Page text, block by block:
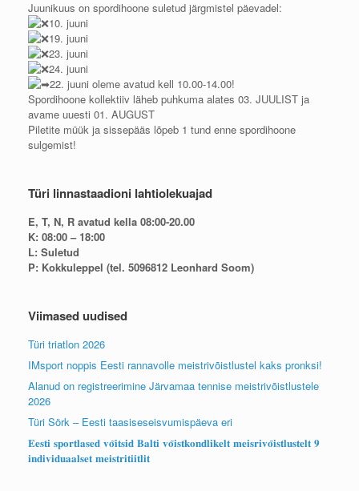
Juunikuus on spordihoone suletud järgmistel päevadel:
10. juuni
19. juuni
23. juuni
24. juuni
22. juuni oleme avatud kell 10.00-14.00!
Spordihoone kollektiiv läheb puhkuma alates 03. JUULIST ja
avame uuesti 01. AUGUST
Piletite müük ja sissepääs lõpeb 1 tund enne spordihoone
sulgemist!
Türi linnastaadioni lahtiolekuajad
E, T, N, R avatud kella 08:00-20.00
K: 08:00 – 18:00
L: Suletud
P: Kokkuleppel (tel. 5096812 Leonhard Soom)
Viimased uudised
Türi triatlon 2026
IMsport noppis Eesti rannavolle meistrivõistlustel kaks pronksi!
Alanud on registreerimine Järvamaa tennise meistrivõistlustele
2026
Türi Sörk – Eesti taasiseseisvumispäeva eri
𝐄𝐞𝐬𝐭𝐢 𝐬𝐩𝐨𝐫𝐭𝐥𝐚𝐬𝐞𝐝 𝐯𝐨̃𝐢𝐭𝐬𝐢𝐝 𝐁𝐚𝐥𝐭𝐢 𝐯𝐨̃𝐢𝐬𝐭𝐤𝐨𝐧𝐝𝐥𝐢𝐤𝐞𝐥𝐭 𝐦𝐞𝐢𝐬𝐫𝐢𝐯𝐨̃𝐢𝐬𝐭𝐥𝐮𝐬𝐭𝐞𝐥𝐭 𝟗
𝐢𝐧𝐝𝐢𝐯𝐢𝐝𝐮𝐚𝐚𝐥𝐬𝐞𝐭 𝐦𝐞𝐢𝐬𝐭𝐫𝐢𝐭𝐢𝐢𝐭𝐥𝐢𝐭